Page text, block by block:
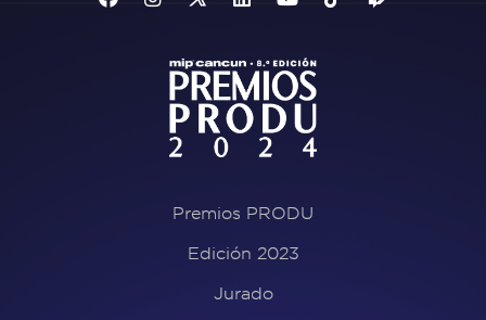
Premios PRODU
Edición 2023
Jurado